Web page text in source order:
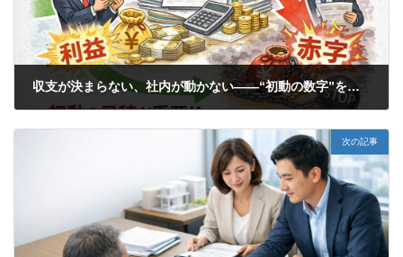
収支が決まらない、社内が動かない——“初動の数字”を最短当日で出すという選択
次の記事